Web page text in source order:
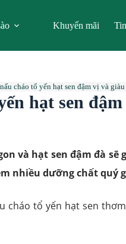
Khuyến mãi
cháo tổ yến hạt sen đậm vị và
hạt sen
và hạt sen đậm đà
nhiều dưỡng chất quý
cháo tổ yến hạt sen